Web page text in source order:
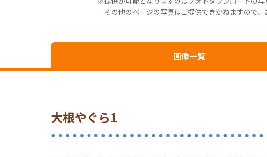
その他のページの写真はご提供できかねますので、
画像一覧
大根やぐら1